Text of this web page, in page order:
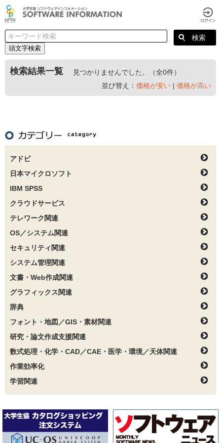
頭文字検索
検索結果一覧
見つかりませんでした。（全0件）
並び替え： 価格が安い | 価格が高い
アドビ
日本マイクロソフト
IBM SPSS
クラウドサービス
テレワーク関連
OS／システム関連
セキュリティ関連
システム管理関連
文書・Web作成関連
グラフィックス関連
辞典
フォント・地図／GIS・素材関連
研究・論文作成支援関連
数式処理・化学・CAD／CAE・医学・環境／天体関連
作業効率化
学習関連